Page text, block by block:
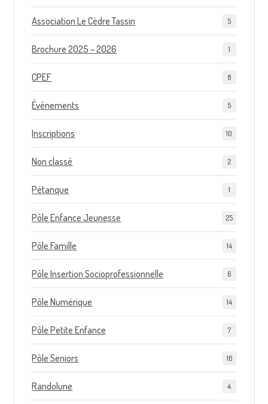
Association Le Cèdre Tassin 5
Brochure 2025 – 2026 1
CPEF 8
Événements 5
Inscriptions 10
Non classé 2
Pétanque 1
Pôle Enfance Jeunesse 25
Pôle Famille 14
Pôle Insertion Socioprofessionnelle 6
Pôle Numérique 14
Pôle Petite Enfance 7
Pôle Seniors 16
Randolune 4